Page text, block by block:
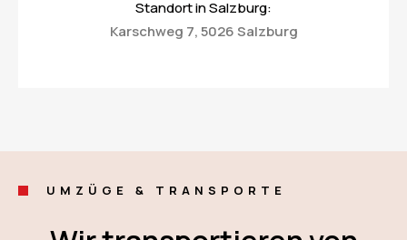
Standort in Salzburg:
Karschweg 7, 5026 Salzburg
UMZÜGE & TRANSPORTE